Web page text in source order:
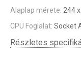
Alaplap mérete: 244
CPU Foglalat: Socket
Részletes